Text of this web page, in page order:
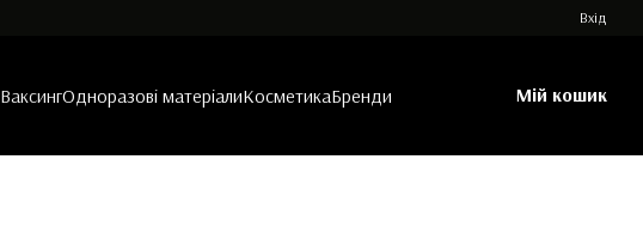
Вхід
ВаксингОдноразові матеріалиКосметикаБренди Мій кошик